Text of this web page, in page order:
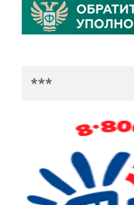
***